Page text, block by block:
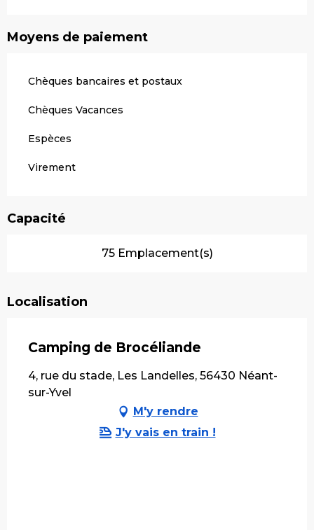
Moyens de paiement
Chèques bancaires et postaux
Chèques Vacances
Espèces
Virement
Capacité
75 Emplacement(s)
Localisation
Camping de Brocéliande
4, rue du stade, Les Landelles, 56430 Néant-
sur-Yvel
M'y rendre
J'y vais en train !